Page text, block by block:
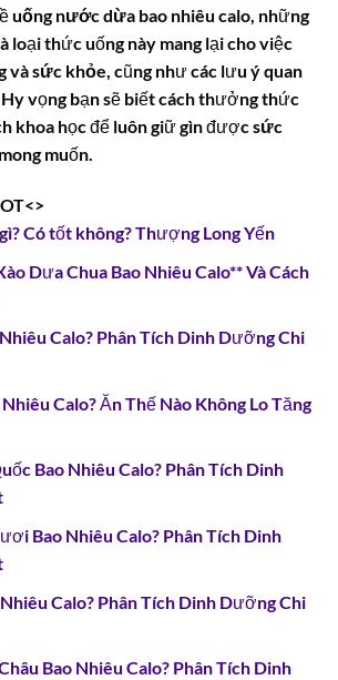
uống nước dừa bao nhiêu calo, những
loại thức uống này mang lại cho việc
vàsức khỏe, cũng như các lưu ý quan
vọng bạn sẽ biết cách thưởng thức
khoa học để luôn giữ gìn đượcsức
muốn.
Có tốt không? Thượng Long Yến
Dưa Chua Bao Nhiêu Calo** Và Cách
Calo? Phân Tích Dinh Dưỡng Chi
Calo? Ăn Thế Nào Không Lo Tăng
Bao Nhiêu Calo? Phân Tích Dinh
Bao Nhiêu Calo? Phân Tích Dinh
Calo? Phân Tích Dinh Dưỡng Chi
Bao Nhiêu Calo? Phân Tích Dinh